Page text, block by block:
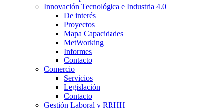
Innovación Tecnológica e Industria 4.0
De interés
Proyectos
Mapa Capacidades
MetWorking
Informes
Contacto
Comercio
Servicios
Legislación
Contacto
Gestión Laboral y RRHH